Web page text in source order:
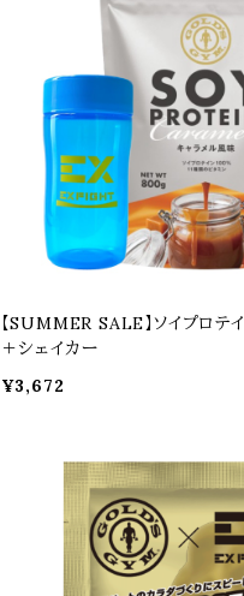
【SUMMER SALE】ソイプロテ
＋シェイカー
¥3,672